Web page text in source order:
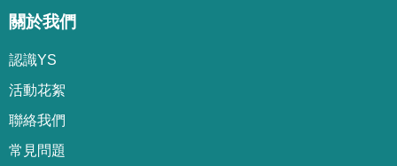
關於我們
認識YS
活動花絮
聯絡我們
常見問題